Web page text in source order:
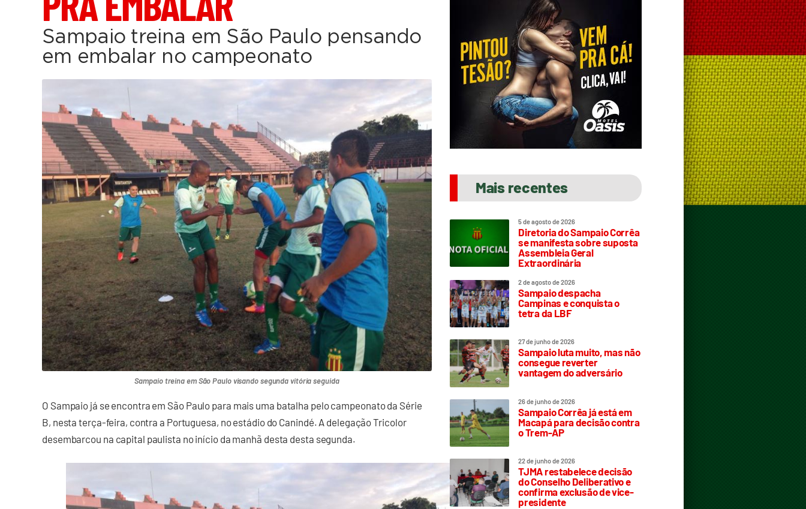
Sampaio treina em São Paulo pensando
em embalar no campeonato
Sampaio treina em São Paulo visando segunda vitória seguida
O Sampaio já se encontra em São Paulo para mais uma batalha pelo campeonato da Série
B, nesta terça-feira, contra a Portuguesa, no estádio do Canindé. A delegação Tricolor
desembarcou na capital paulista no início da manhã desta desta segunda.
Mais recentes
5 de agosto de 2026
Diretoria do Sampaio Corrêa
se manifesta sobre suposta
Assembleia Geral
Extraordinária
2 de agosto de 2026
Sampaio despacha
Campinas e conquista o
tetra da LBF
27 de junho de 2026
Sampaio luta muito, mas não
consegue reverter
vantagem do adversário
26 de junho de 2026
Sampaio Corrêa já está em
Macapá para decisão contra
o Trem-AP
22 de junho de 2026
TJMA restabelece decisão
do Conselho Deliberativo e
confirma exclusão de vice-
presidente